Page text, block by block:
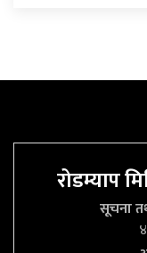
रोडम्याप
सूचना